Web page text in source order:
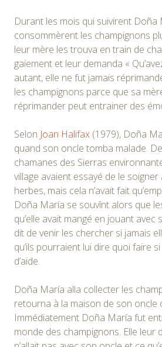
Durant les mois qui suivirent
consommèrent les champignons
leur mère les trouva en train de
gaiement et leur demanda «
autant, elle ne fut jamais
les champignons parce que sa
réprimander peut entrainer des
Selon Joan Halifax (1979), Doña
quand son oncle tomba malade.
chamanes des Sierras
village avaient essayé de le
herbes, mais cela n’avait fait
Doña María se souvînt alors que
qu’elle avait mangé en jouant avec
dit de venir les chercher si jamais
qu’ils pourraient lui dire quoi faire
d’aide.
Doña María alla collecter les
retourna à la maison de son oncle
Immédiatement Doña María fut
monde des champignons. Elle leur